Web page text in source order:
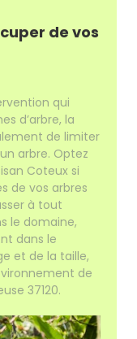
de vos
qui
d’arbre, la
de limiter
arbre. Optez
Coteux si
de vos arbres
à tout
le domaine,
dans le
et de la taille,
de
37120.